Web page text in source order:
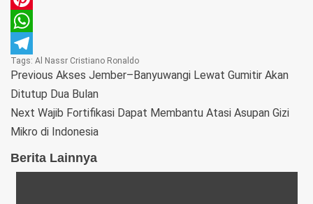
Pinterest
WhatsApp
Telegram
Tags: Al Nassr Cristiano Ronaldo
Previous Akses Jember–Banyuwangi Lewat Gumitir Akan
Ditutup Dua Bulan
Next Wajib Fortifikasi Dapat Membantu Atasi Asupan Gizi
Mikro di Indonesia
Berita Lainnya